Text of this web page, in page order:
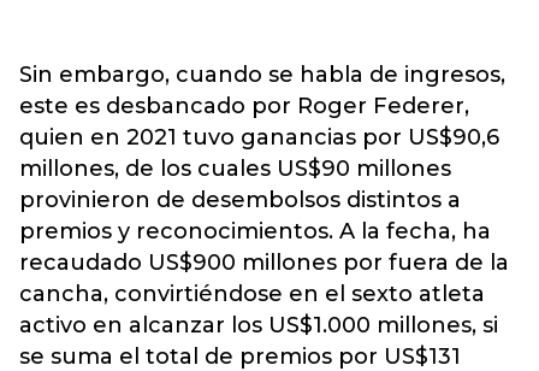
Sin embargo, cuando se habla de ingresos,
este es desbancado por Roger Federer,
quien en 2021 tuvo ganancias por US$90,6
millones, de los cuales US$90 millones
provinieron de desembolsos distintos a
premios y reconocimientos. A la fecha, ha
recaudado US$900 millones por fuera de la
cancha, convirtiéndose en el sexto atleta
activo en alcanzar los US$1.000 millones, si
se suma el total de premios por US$131